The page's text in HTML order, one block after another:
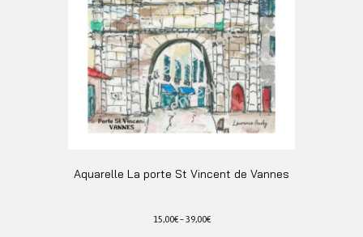
sur
la
page
du
produit
Aquarelle La porte St Vincent de Vannes
15,00€–39,00€